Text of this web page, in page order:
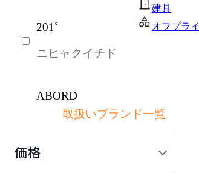
建具
オフプラ
パーソナルブース・集中ブース
オフィスアクセサリー・備品
キッズ家具
201˚
ニヒャクイチド
ABORD
アボール
取扱いブランド一覧
価格